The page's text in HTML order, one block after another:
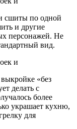
сшиты по одной
и другие
персонажей. Не
вид.
«без
делать с
более
украшает кухню,
для